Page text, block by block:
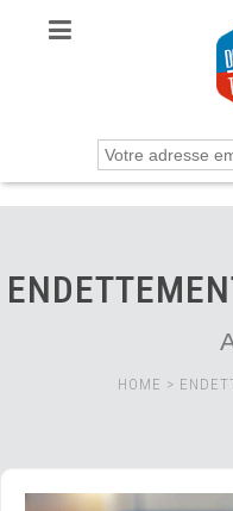
HOME >